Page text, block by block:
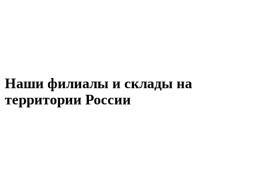
Наши филиалы и склады на
территории России